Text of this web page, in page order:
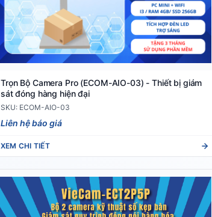
Trọn Bộ Camera Pro (ECOM-AIO-03) - Thiết bị giám
sát đóng hàng hiện đại
SKU: ECOM-AIO-03
Liên hệ báo giá
XEM CHI TIẾT